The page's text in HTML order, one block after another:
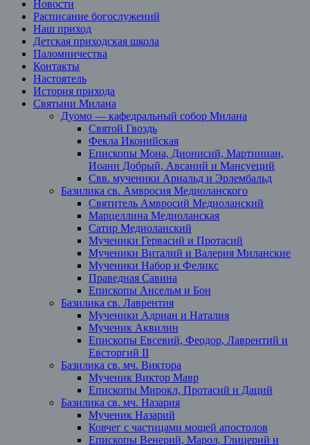
Новости
Расписание богослужений
Наш приход
Детская приходская школа
Паломничества
Контакты
Настоятель
История прихода
Святыни Милана
Дуомо — кафедральный собор Милана
Святой Гвоздь
Фекла Иконийская
Епископы Мона, Дионисий, Мартиниан,
Иоанн Добрый, Авсаний и Мансуеций
Свв. мученики Ариальд и Эрлембальд
Базилика св. Амвросия Медиоланского
Святитель Амвросий Медиоланский
Марцеллина Медиоланская
Сатир Медиоланский
Мученики Гервасий и Протасий
Мученики Виталий и Валерия Миланские
Мученики Набор и Феликс
Праведная Савина
Епископы Ансельм и Бон
Базилика св. Лаврентия
Мученики Адриан и Наталия
Мученик Аквилин
Епископы Евсевий, Феодор, Лаврентий и
Евсторгий II
Базилика св. мч. Виктора
Мученик Виктор Мавр
Епископы Мирокл, Протасий и Даций
Базилика св. мч. Назария
Мученик Назарий
Ковчег с частицами мощей апостолов
Епископы Венерий, Марол, Глицерий и